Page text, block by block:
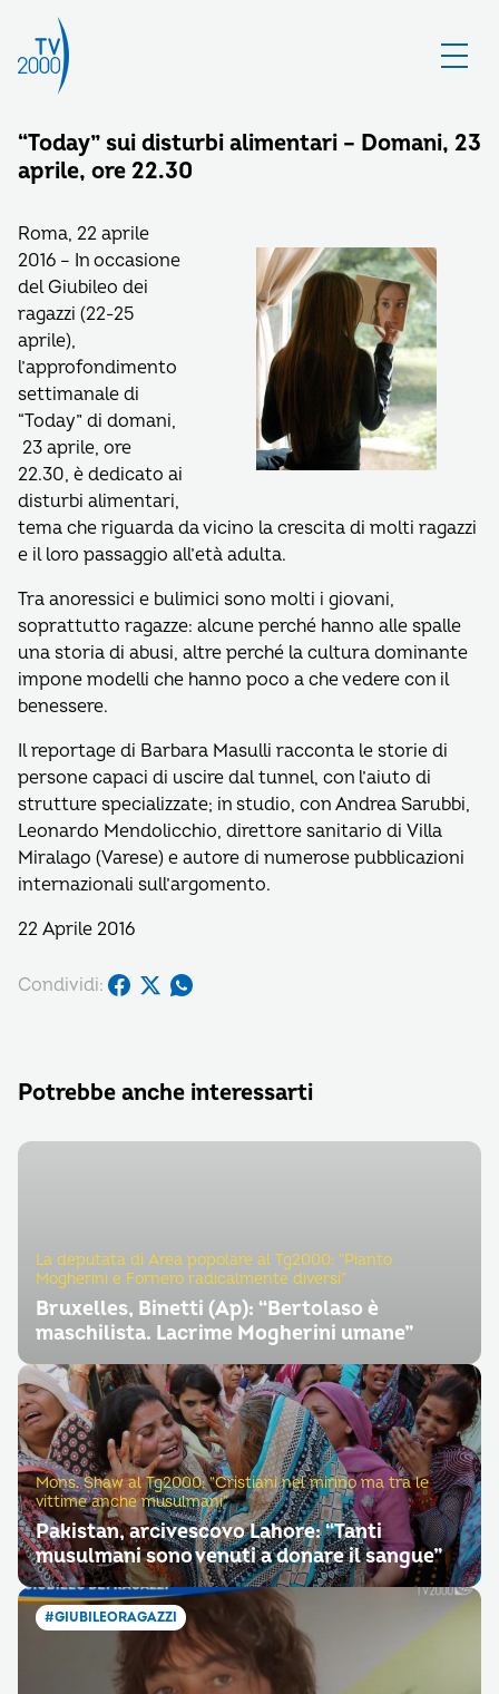
“Today” sui disturbi alimentari – Domani, 23
aprile, ore 22.30
Roma, 22 aprile
2016 – In occasione
del Giubileo dei
ragazzi (22-25
aprile),
l’approfondimento
settimanale di
“Today” di domani,
23 aprile, ore
22.30, è dedicato ai
disturbi alimentari,
tema che riguarda da vicino la crescita di molti ragazzi
e il loro passaggio all’età adulta.
Tra anoressici e bulimici sono molti i giovani,
soprattutto ragazze: alcune perché hanno alle spalle
una storia di abusi, altre perché la cultura dominante
impone modelli che hanno poco a che vedere con il
benessere.
Il reportage di Barbara Masulli racconta le storie di
persone capaci di uscire dal tunnel, con l’aiuto di
strutture specializzate; in studio, con Andrea Sarubbi,
Leonardo Mendolicchio, direttore sanitario di Villa
Miralago (Varese) e autore di numerose pubblicazioni
internazionali sull’argomento.
22 Aprile 2016
Condividi:
Potrebbe anche interessarti
La deputata di Area popolare al Tg2000: “Pianto
Mogherini e Fornero radicalmente diversi”
Bruxelles, Binetti (Ap): “Bertolaso è
maschilista. Lacrime Mogherini umane”
Mons. Shaw al Tg2000: “Cristiani nel mirino ma tra le
vittime anche musulmani”
Pakistan, arcivescovo Lahore: “Tanti
musulmani sono venuti a donare il sangue”
#GIUBILEORAGAZZI